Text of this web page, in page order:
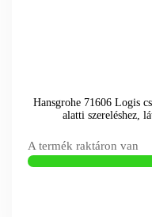
Hansgrohe 71606 Logis
alatti szereléshez,
A termék raktáron van